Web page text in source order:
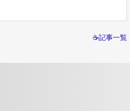
☕記事一覧